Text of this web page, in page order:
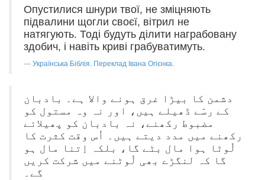
Опустилися шнури твої, не зміцняють
підвалини щогли своєї, вітрил не
натягують. Тоді будуть ділити награбовану
здобич, і навіть криві грабуватимуть.
Українська Біблія. Переклад Івана Огієнка.
دشمن کا بیڑا غرق ہونے والا ہے۔ بادبان
کے رسّے ڈھیلے ہیں، اور نہ وہ مستول کو
مضبوط رکھنے، نہ بادبان کو پھیلائے
رکھنے میں مدد دیتے ہیں۔ اُس وقت کثرت کا
لُوٹا ہوا مال بٹے گا، بلکہ اِتنا مال ہو
گا کہ لنگڑے بھی لُوٹنے میں شرکت کریں
گے۔